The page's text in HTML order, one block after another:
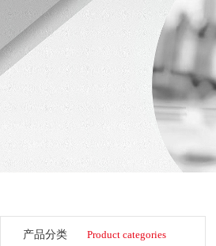
产品分类 Product categories